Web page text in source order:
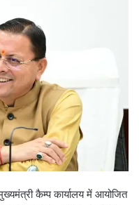
कैम्प कार्यालय में आयोजित